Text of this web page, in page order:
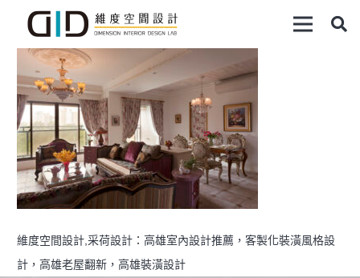
維度空間設計,采荷設計：高雄室內設計推薦，客製化裝潢風格設
計，高雄老屋翻新，高雄裝潢設計